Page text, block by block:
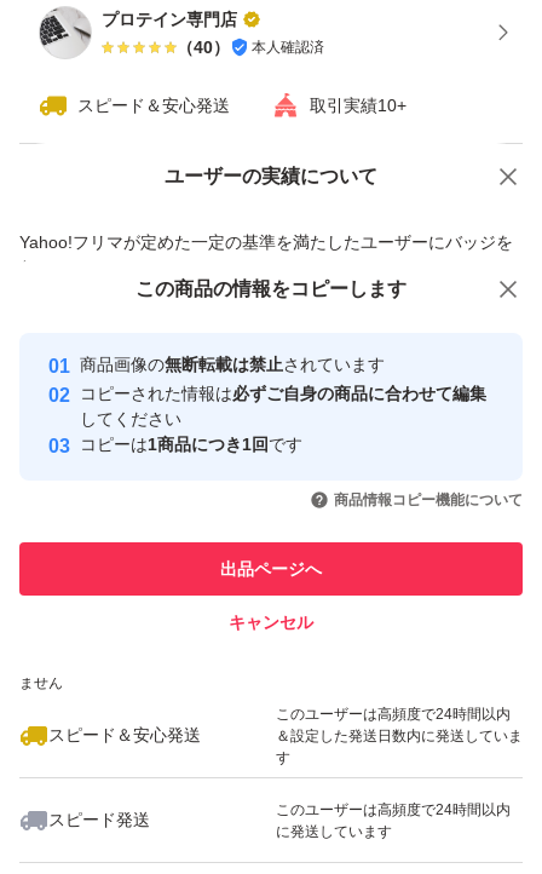
#マイプロテイン
#MYPROTEIN
プロテイン専門店
（40） 本人確認済
スピード＆安心発送 取引実績10+
ユーザーの実績について
Yahoo!フリマが定めた一定の基準を満たしたユーザーにバッジを
付与しています
安心取引出品者
心・安全なユーザーです
取引実績
引を完了させた実績があります
での取引実績があります
ません
スピード＆安心発送
このユーザーは高頻度で24時間以内
＆設定した発送日数内に発送していま
す
スピード発送
このユーザーは高頻度で24時間以内
に発送しています
価格の相談 商品への質問
この商品の情報をコピーします
商品画像の無断転載は禁止されています
コピーされた情報は必ずご自身の商品に合わせて編集
してください
コピーは1商品につき1回です
商品情報コピー機能について
出品ページへ
キャンセル
この商品をみている人にオススメ
いいね！
4,550